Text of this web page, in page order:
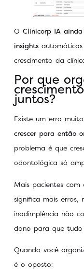
O Clinicorp IA
insights
crescimento da
Por que
juntos?
Existe um erro
crescer para então
problema é que
odontológica só
Mais pacientes com
significa mais erros,
inadimplência não
dono para que tudo
Quando você
é o oposto: